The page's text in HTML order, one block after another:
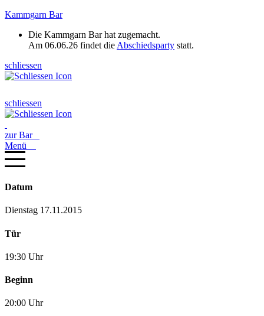
Kammgarn Bar
Die Kammgarn Bar hat zugemacht.
Am 06.06.26 findet die Abschiedsparty statt.
schliessen
schliessen
zur Bar
Menü
Datum
Dienstag 17.11.2015
Tür
19:30 Uhr
Beginn
20:00 Uhr